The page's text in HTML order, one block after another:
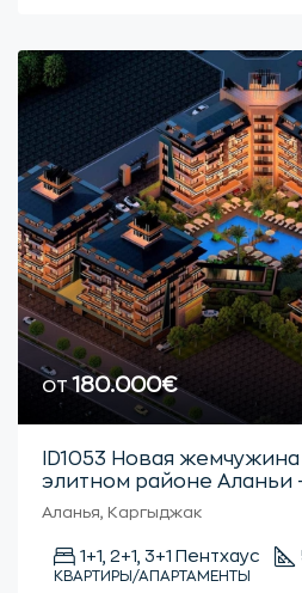
от180.000€
ID1053 Новая
элитном районе Аланьи
Аланья, Каргыджак
1+1, 2+1, 3+1 Пентхаус
КВАРТИРЫ/АПАРТАМЕНТЫ